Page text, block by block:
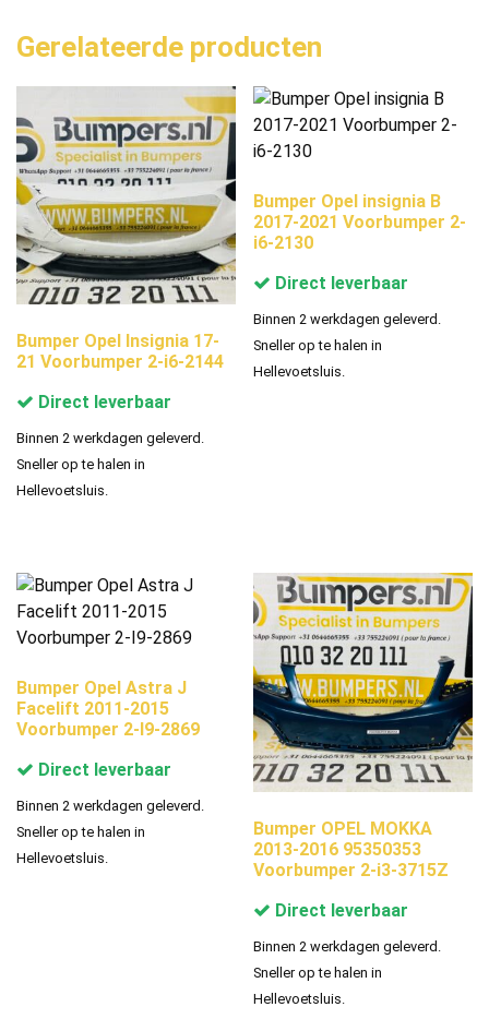
Gerelateerde producten
Bumper Opel Insignia 17-
21 Voorbumper 2-i6-2144
Direct leverbaar
Binnen 2 werkdagen geleverd.
Sneller op te halen in
Hellevoetsluis.
Bumper Opel insignia B
2017-2021 Voorbumper 2-
i6-2130
Direct leverbaar
Binnen 2 werkdagen geleverd.
Sneller op te halen in
Hellevoetsluis.
Bumper Opel Astra J
Facelift 2011-2015
Voorbumper 2-I9-2869
Direct leverbaar
Binnen 2 werkdagen geleverd.
Sneller op te halen in
Hellevoetsluis.
Bumper OPEL MOKKA
2013-2016 95350353
Voorbumper 2-i3-3715Z
Direct leverbaar
Binnen 2 werkdagen geleverd.
Sneller op te halen in
Hellevoetsluis.